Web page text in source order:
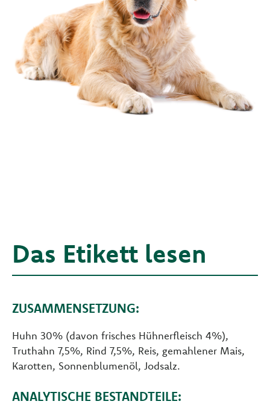
Das Etikett lesen
ZUSAMMENSETZUNG:
Huhn 30% (davon frisches Hühnerfleisch 4%),
Truthahn 7,5%, Rind 7,5%, Reis, gemahlener Mais,
Karotten, Sonnenblumenöl, Jodsalz.
ANALYTISCHE BESTANDTEILE: